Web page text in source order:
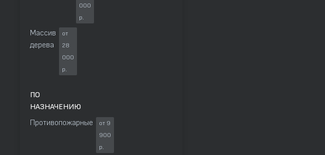
000
р.
Массив
дерева
от
28
000
р.
ПО
НАЗНАЧЕНИЮ
Противопожарные
от 9
900
р.